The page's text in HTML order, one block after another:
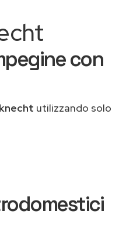
con
utilizzando solo